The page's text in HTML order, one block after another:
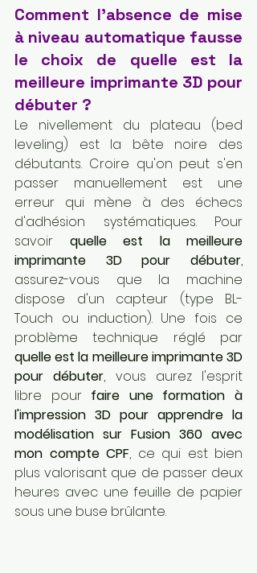
Comment l'absence de mise
à niveau automatique fausse
le choix de quelle est la
meilleure imprimante 3D pour
débuter ?
Le nivellement du plateau (bed
leveling) est la bête noire des
débutants. Croire qu'on peut s'en
passer manuellement est une
erreur qui mène à des échecs
d'adhésion systématiques. Pour
savoir quelle est la meilleure
imprimante 3D pour débuter,
assurez-vous que la machine
dispose d'un capteur (type BL-
Touch ou induction). Une fois ce
quelle est la meilleure imprimante 3D
pour débuter, vous aurez l'esprit
libre pour faire une formation à
l'impression 3D pour apprendre la
modélisation sur Fusion 360 avec
mon compte CPF, ce qui est bien
plus valorisant que de passer deux
heures avec une feuille de papier
sous une buse brûlante.